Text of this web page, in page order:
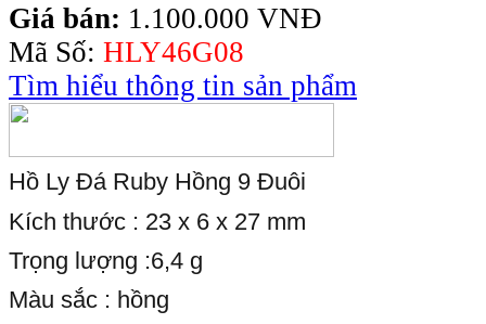
Giá bán: 1.100.000 VNĐ
Mã Số: HLY46G08
Tìm hiểu thông tin sản phẩm
Hồ Ly Đá Ruby Hồng 9 Đuôi
Kích thước : 23 x 6 x 27 mm
Trọng lượng :6,4 g
Màu sắc : hồng